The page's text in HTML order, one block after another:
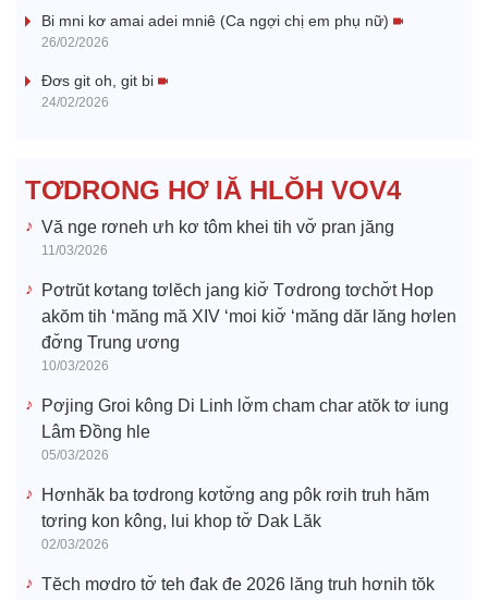
V
e
o
Bi mni kơ amai adei mniê (Ca ngợi chị em phụ nữ)
26/02/2026
Đơs git oh, git bi
24/02/2026
TƠDRONG HƠ IĂ HLŎH VOV4
Vă nge rơneh ưh kơ tôm khei tih vơ̆ pran jăng
11/03/2026
Pơtrŭt kơtang tơlĕch jang kiơ̆ Tơdrong tơchơ̆t Hop
akŏm tih ‘măng mă XIV ‘moi kiơ̆ ‘măng dăr lăng hơlen
đơ̆ng Trung ương
10/03/2026
Pơjing Groi kông Di Linh lơ̆m cham char atŏk tơ iung
Lâm Đồng hle
05/03/2026
Hơnhăk ba tơdrong kơtơ̆ng ang pôk rơih truh hăm
tơring kon kông, lui khop tơ̆ Dak Lăk
02/03/2026
Tĕch mơdro tơ̆ teh đak đe 2026 lăng truh hơnih tŏk